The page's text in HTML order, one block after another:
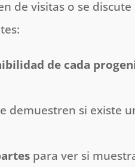
de visitas o se
de cada
demuestren si existe
para ver si